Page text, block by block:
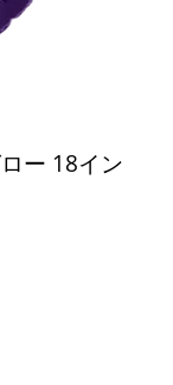
ー 18イン